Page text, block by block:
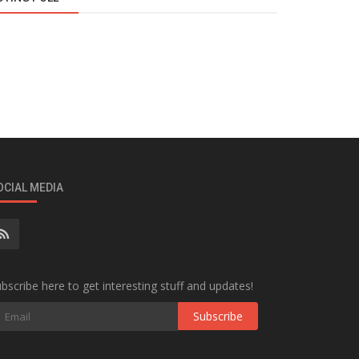
MEDIA
here to get interesting stuff and updates!
Subscribe